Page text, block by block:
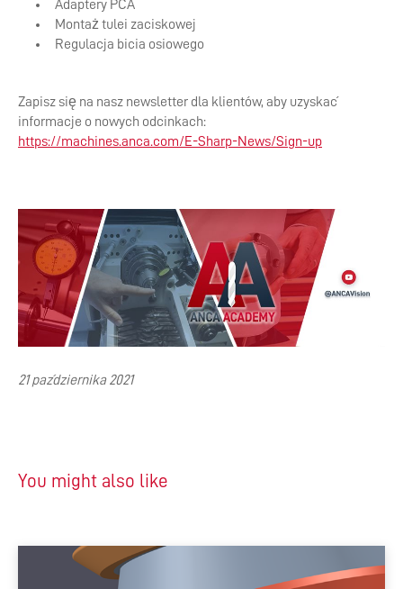
Adaptery PCA
Montaż tulei zaciskowej
Regulacja bicia osiowego
Zapisz się na nasz newsletter dla klientów, aby uzyskać
informacje o nowych odcinkach:
https://machines.anca.com/E-Sharp-News/Sign-up
21 października 2021
You might also like